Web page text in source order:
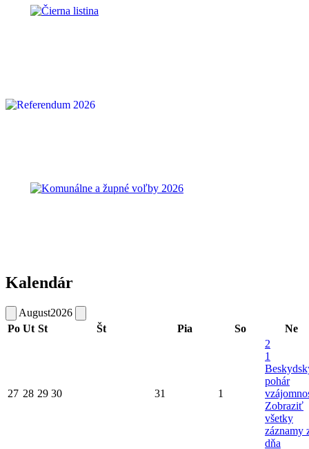
Kalendár
August2026
Po Ut St Št Pia So Ne
27 28 29 30 31 1
2
1
pohár
Zobraziť
všetky
záznamy
dňa